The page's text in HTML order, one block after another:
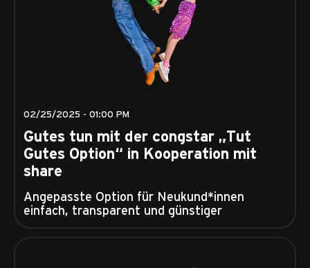
02/25/2025 - 01:00 PM
Gutes tun mit der congstar „Tut
Gutes Option“ in Kooperation mit
share
Angepasste Option für Neukund*innen
einfach, transparent und günstiger